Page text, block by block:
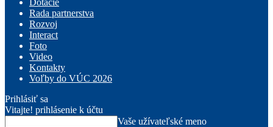
Dotácie
Rada partnerstva
Rozvoj
Interact
Foto
Video
Kontakty
Voľby do VÚC 2026
Prihlásiť sa
Vitajte! prihlásenie k účtu
Vaše užívateľské meno